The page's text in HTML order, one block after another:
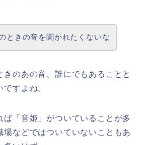
ときの音を聞かれたくないな
きのあの音、誰にでもあることと
すよね。
ば「音姫」がついていることが多
場などではついていないこともあ